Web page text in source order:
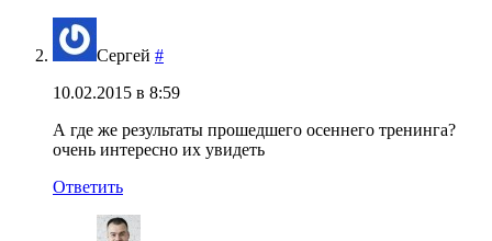
Сергей #
10.02.2015 в 8:59
А где же результаты прошедшего осеннего тренинга?
очень интересно их увидеть
Ответить